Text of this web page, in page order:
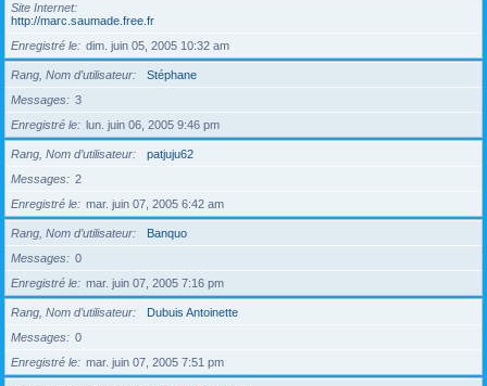
Site Internet
http://marc.saumade.free.fr
Enregistré le
dim. juin 05, 2005 10:32 am
Rang, Nom d’utilisateur
Stéphane
Messages
3
Enregistré le
lun. juin 06, 2005 9:46 pm
Rang, Nom d’utilisateur
patjuju62
Messages
2
Enregistré le
mar. juin 07, 2005 6:42 am
Rang, Nom d’utilisateur
Banquo
Messages
0
Enregistré le
mar. juin 07, 2005 7:16 pm
Rang, Nom d’utilisateur
Dubuis Antoinette
Messages
0
Enregistré le
mar. juin 07, 2005 7:51 pm